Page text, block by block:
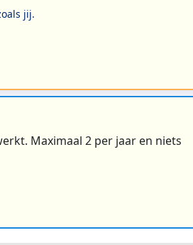
jij.
Maximaal 2 per jaar en niets